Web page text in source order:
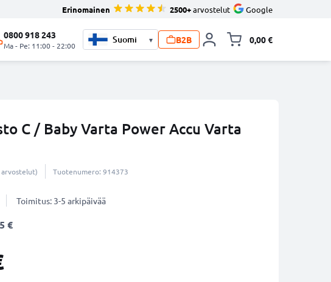
Erinomainen 2500+arvostelut Google
0800 918 243
Ma - Pe: 11:00 - 22:00
▾ B2B 0,00 €
C / Baby Varta Power Accu Varta
arvostelut) Tuotenumero: 914373
Toimitus: 3-5 arkipäivää
€